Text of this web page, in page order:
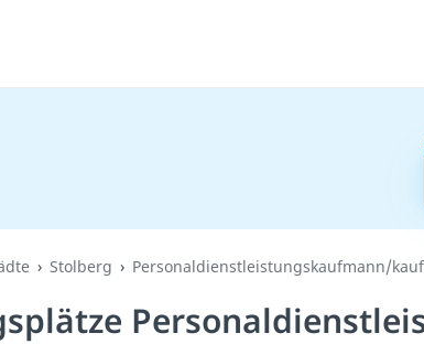
Stolberg Personaldienstleistungskaufmann/